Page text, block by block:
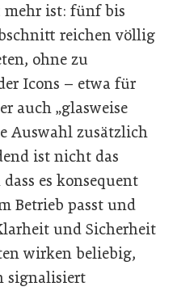
mehr ist: fünf bis
reichen völlig
ohne zu
Icons – etwa für
auch „glasweise
Auswahl zusätzlich
ist nicht das
es konsequent
Betrieb passt und
und Sicherheit
wirken beliebig,
signalisiert